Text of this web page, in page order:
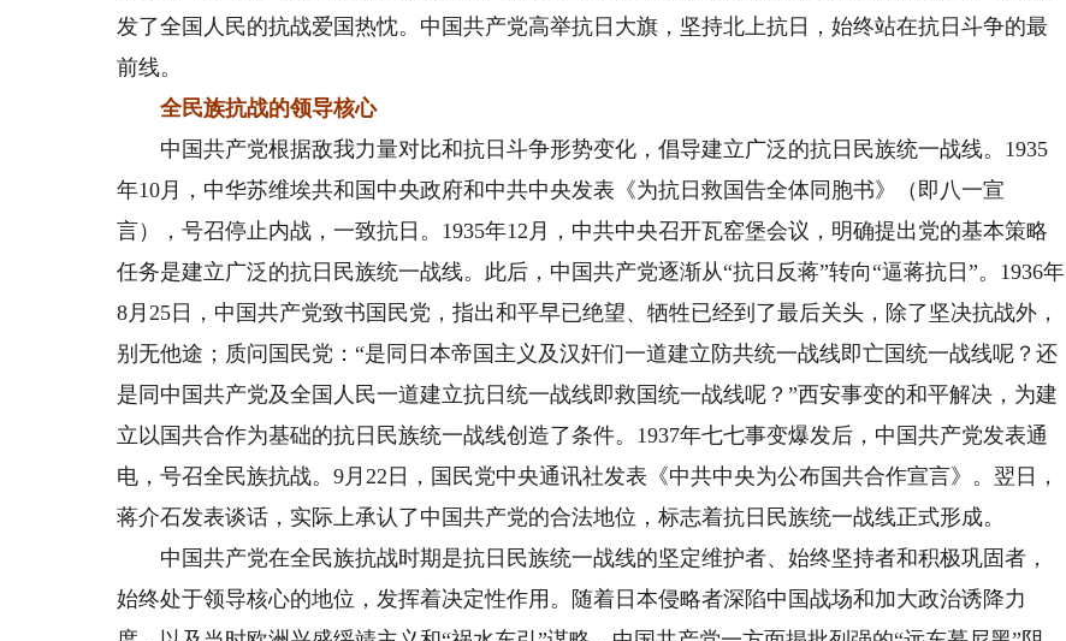
发了全国人民的抗战爱国热忱。中国共产党高举抗日大旗，坚持北上抗日，始终站在抗日斗争的最
前线。
全民族抗战的领导核心
中国共产党根据敌我力量对比和抗日斗争形势变化，倡导建立广泛的抗日民族统一战线。1935
年10月，中华苏维埃共和国中央政府和中共中央发表《为抗日救国告全体同胞书》（即八一宣
言），号召停止内战，一致抗日。1935年12月，中共中央召开瓦窑堡会议，明确提出党的基本策略
任务是建立广泛的抗日民族统一战线。此后，中国共产党逐渐从“抗日反蒋”转向“逼蒋抗日”。1936年
8月25日，中国共产党致书国民党，指出和平早已绝望、牺牲已经到了最后关头，除了坚决抗战外，
别无他途；质问国民党：“是同日本帝国主义及汉奸们一道建立防共统一战线即亡国统一战线呢？还
是同中国共产党及全国人民一道建立抗日统一战线即救国统一战线呢？”西安事变的和平解决，为建
立以国共合作为基础的抗日民族统一战线创造了条件。1937年七七事变爆发后，中国共产党发表通
电，号召全民族抗战。9月22日，国民党中央通讯社发表《中共中央为公布国共合作宣言》。翌日，
蒋介石发表谈话，实际上承认了中国共产党的合法地位，标志着抗日民族统一战线正式形成。
中国共产党在全民族抗战时期是抗日民族统一战线的坚定维护者、始终坚持者和积极巩固者，
始终处于领导核心的地位，发挥着决定性作用。随着日本侵略者深陷中国战场和加大政治诱降力